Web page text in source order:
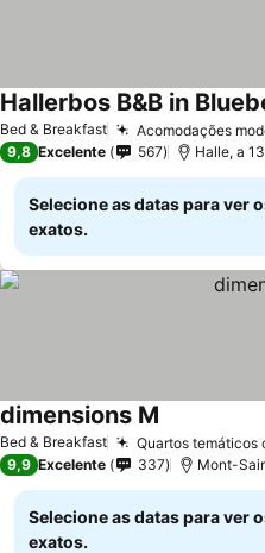
Bed & Breakfast Acomodações
Hallerbos B&B in
9,8 Excelente 567 Halle, a
Selecione as datas para ver
exatos.
Bed & Breakfast Quartos temáticos
dimensions M
9,9 Excelente 337 Mont-
Selecione as datas para ver
exatos.